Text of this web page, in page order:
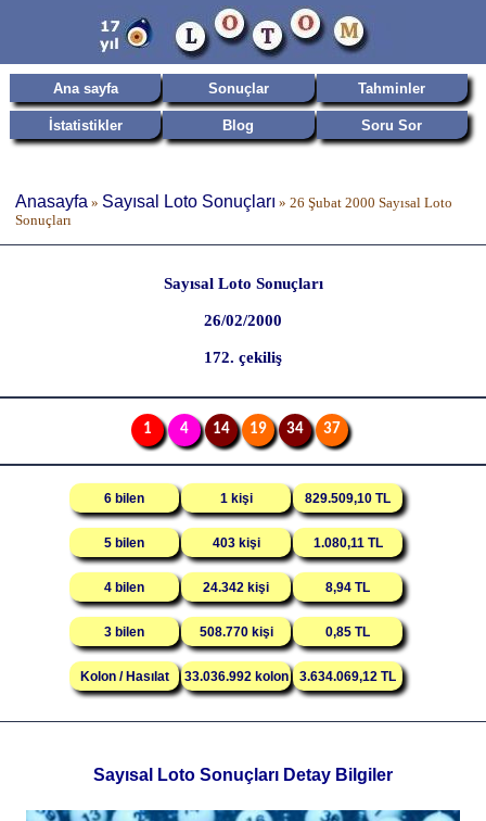
Ana sayfa Sonuçlar Tahminler
İstatistikler Blog Soru Sor
Anasayfa » Sayısal Loto Sonuçları » 26 Şubat 2000 Sayısal Loto
Sonuçları
Sayısal Loto Sonuçları
26/02/2000
172. çekiliş
1 4 14 19 34 37
6 bilen 1 kişi 829.509,10 TL
5 bilen 403 kişi 1.080,11 TL
4 bilen 24.342 kişi 8,94 TL
3 bilen 508.770 kişi 0,85 TL
Kolon / Hasılat 33.036.992 kolon 3.634.069,12 TL
Sayısal Loto Sonuçları Detay Bilgiler